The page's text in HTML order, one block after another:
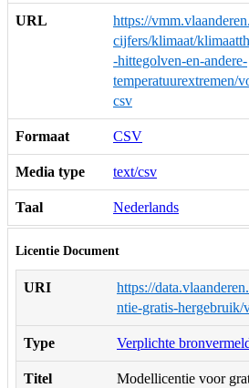
URL
https://
cijfers/klimaat/
-hittegolven-en-andere-
temperatuurextremen/
csv
Formaat CSV
Media type text/csv
Taal Nederlands
Licentie Document
URI
https://
ntie-gratis-hergebruik/
Type Verplichte
Titel Modellicentie voor